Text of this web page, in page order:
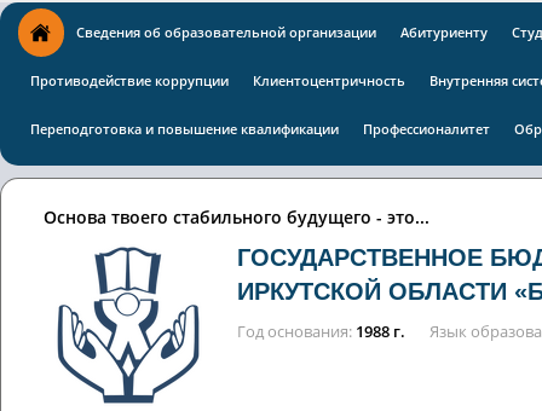
Сведения об образовательной организации Абитуриенту
Противодействие коррупции Клиентоцентричность Внутренняя
Переподготовка и повышение квалификации Профессионалитет
Основа твоего стабильного будущего - это...
ГОСУДАРСТВЕННОЕ
ИРКУТСКОЙ ОБЛАСТИ
Год основания 1988 г. Язык